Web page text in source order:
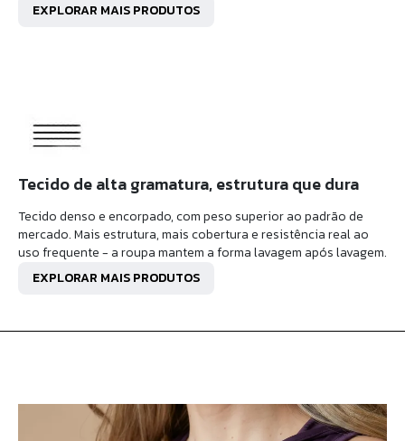
EXPLORAR MAIS PRODUTOS
Tecido de alta gramatura, estrutura que dura
Tecido denso e encorpado, com peso superior ao padrão de
mercado. Mais estrutura, mais cobertura e resistência real ao
uso frequente - a roupa mantem a forma lavagem após lavagem.
EXPLORAR MAIS PRODUTOS